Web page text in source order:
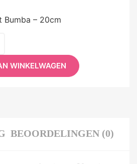
Bumba – 20cm
WINKELWAGEN
BEOORDELINGEN (0)